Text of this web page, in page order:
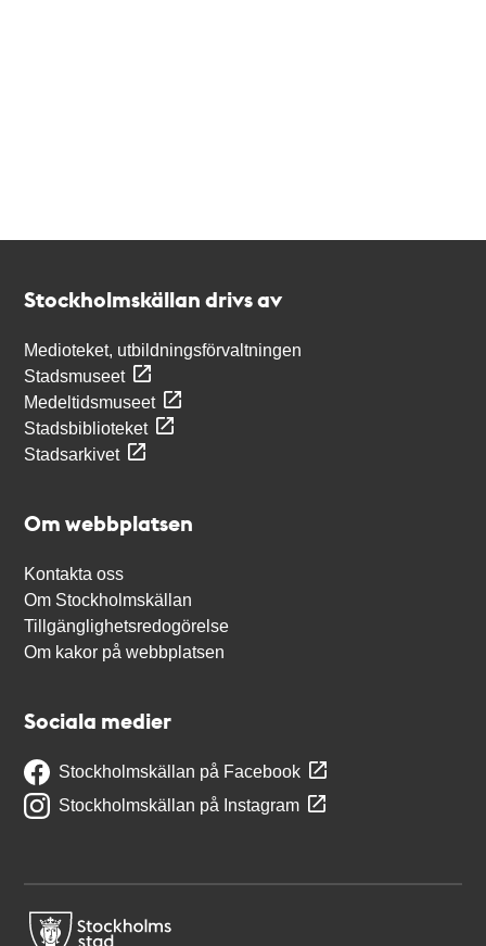
Stockholmskällan drivs av
Medioteket, utbildningsförvaltningen
Stadsmuseet
Medeltidsmuseet
Stadsbiblioteket
Stadsarkivet
Om webbplatsen
Kontakta oss
Om Stockholmskällan
Tillgänglighetsredogörelse
Om kakor på webbplatsen
Sociala medier
Stockholmskällan på Facebook
Stockholmskällan på Instagram